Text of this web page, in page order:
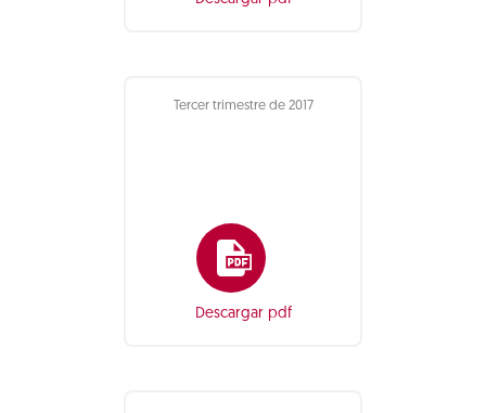
Tercer trimestre de 2017
Descargar pdf